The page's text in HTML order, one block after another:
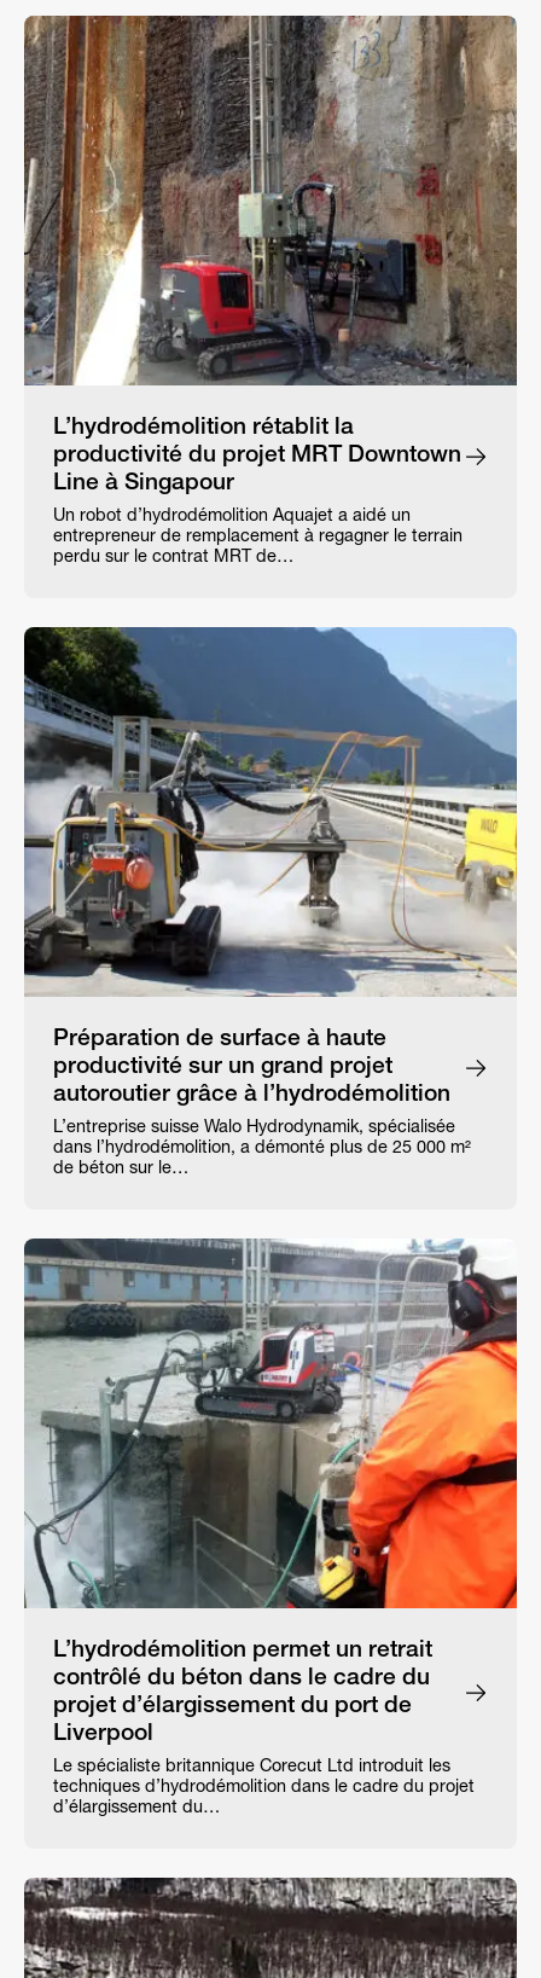
L’hydrodémolition rétablit la
productivité du projet MRT Downtown
Line à Singapour
Un robot d’hydrodémolition Aquajet a aidé un
entrepreneur de remplacement à regagner le terrain
perdu sur le contrat MRT de…
Préparation de surface à haute
productivité sur un grand projet
autoroutier grâce à l’hydrodémolition
L’entreprise suisse Walo Hydrodynamik, spécialisée
dans l’hydrodémolition, a démonté plus de 25 000 m²
de béton sur le…
L’hydrodémolition permet un retrait
contrôlé du béton dans le cadre du
projet d’élargissement du port de
Liverpool
Le spécialiste britannique Corecut Ltd introduit les
techniques d’hydrodémolition dans le cadre du projet
d’élargissement du…